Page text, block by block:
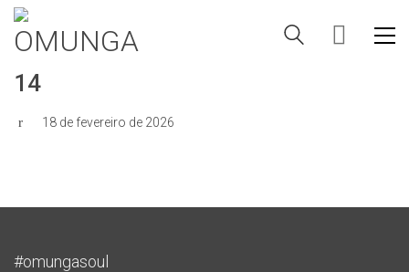
14
18 de fevereiro de 2026
#omungasoul